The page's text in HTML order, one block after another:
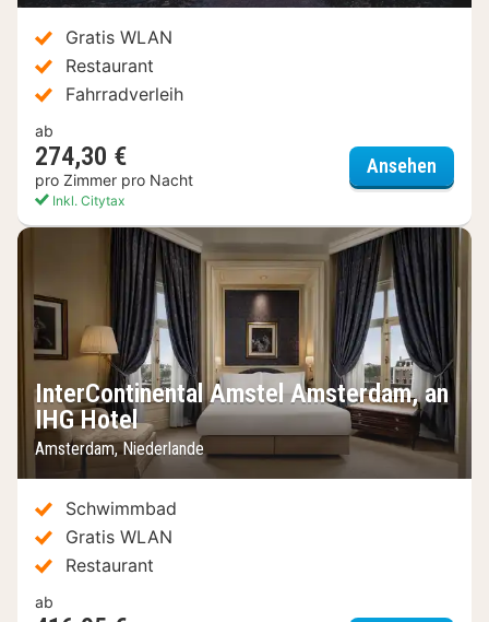
Gratis WLAN
Restaurant
Fahrradverleih
ab
274,30 €
pro Zimmer pro Nacht
Inkl. Citytax
Ansehen
InterContinental Amstel Amsterdam, an
IHG Hotel
Amsterdam, Niederlande
Schwimmbad
Gratis WLAN
Restaurant
ab